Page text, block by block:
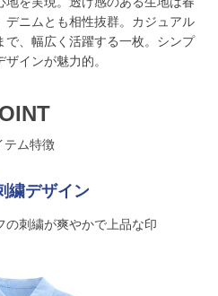
デニムとも相性抜群。カジュアル
で、幅広く活躍する一枚。シンプ
インが魅力的。
テム特徴
繍デザイン
の刺繍が爽やかで上品な印